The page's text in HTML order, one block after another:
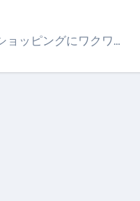
年最新】金融ブラック
業主は銀行から融資を受
ョッピングにワクワ…